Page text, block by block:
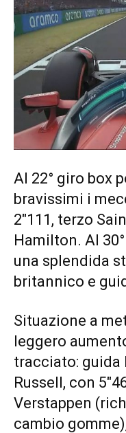
Al 22° giro box
bravissimi i
2″111, terzo
Hamilton. Al
una splendida
britannico e
Situazione a
leggero
tracciato: guida
Russell, con
Verstappen
cambio